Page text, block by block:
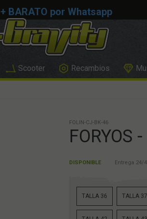
+ BARATO por Whatsapp
Scooter Recambios
FOLIN-CJ-BK-46
FORYOS
DISPONIBLE Entrega 24/
TALLA 36 TALLA 37